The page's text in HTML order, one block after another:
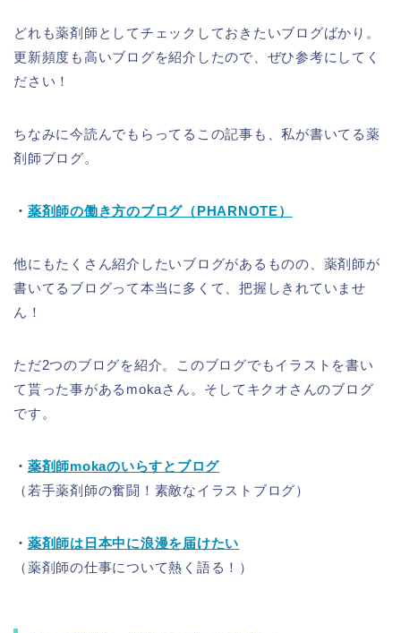
どれも薬剤師としてチェックしておきたいブログばかり。
更新頻度も高いブログを紹介したので、ぜひ参考にしてく
ださい！
ちなみに今読んでもらってるこの記事も、私が書いてる薬
剤師ブログ。
・ 薬剤師の働き方のブログ（PHARNOTE）
他にもたくさん紹介したいブログがあるものの、薬剤師が
書いてるブログって本当に多くて、把握しきれていませ
ん！
ただ2つのブログを紹介。このブログでもイラストを書い
て貰った事があるmokaさん。そしてキクオさんのブログ
です。
・ 薬剤師mokaのいらすとブログ
（若手薬剤師の奮闘！素敵なイラストブログ）
・ 薬剤師は日本中に浪漫を届けたい
（薬剤師の仕事について熱く語る！）